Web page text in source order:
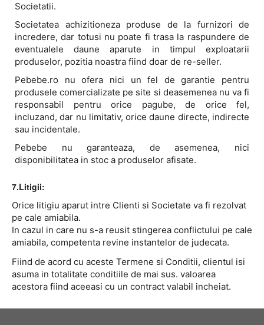
Societatii.
Societatea achizitioneza produse de la furnizori de
incredere, dar totusi nu poate fi trasa la raspundere de
eventualele daune aparute in timpul exploatarii
produselor, pozitia noastra fiind doar de re-seller.
Pebebe.ro nu ofera nici un fel de garantie pentru
produsele comercializate pe site si deasemenea nu va fi
responsabil pentru orice pagube, de orice fel,
incluzand, dar nu limitativ, orice daune directe, indirecte
sau incidentale.
Pebebe nu garanteaza, de asemenea, nici
disponibilitatea in stoc a produselor afisate.
7.Litigii:
Orice litigiu aparut intre Clienti si Societate va fi rezolvat
pe cale amiabila.
In cazul in care nu s-a reusit stingerea conflictului pe cale
amiabila, competenta revine instantelor de judecata.
Fiind de acord cu aceste Termene si Conditii, clientul isi
asuma in totalitate conditiile de mai sus. valoarea
acestora fiind aceeasi cu un contract valabil incheiat.